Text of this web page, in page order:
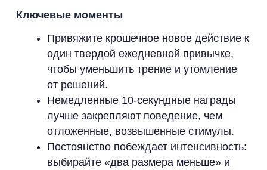
Ключевые моменты
Привяжите крошечное новое действие к
один твердой ежедневной привычке,
чтобы уменьшить трение и утомление
от решений.
Немедленные 10-секундные награды
лучше закрепляют поведение, чем
отложенные, возвышенные стимулы.
Постоянство побеждает интенсивность:
выбирайте «два размера меньше» и